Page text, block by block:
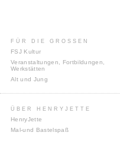
FÜR DIE GROSSEN
FSJ Kultur
Veranstaltungen, Fortbildungen,
Werkstätten
Alt und Jung
ÜBER HENRYJETTE
HenryJette
Mal-und Bastelspaß